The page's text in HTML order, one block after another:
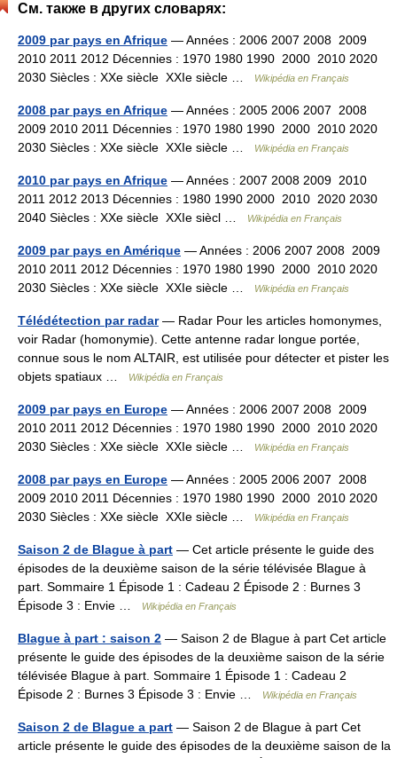
См. также в других словарях:
2009 par pays en Afrique — Années : 2006 2007 2008 2009
2010 2011 2012 Décennies : 1970 1980 1990 2000 2010 2020
2030 Siècles : XXe siècle XXIe siècle …
Wikipédia en Français
2008 par pays en Afrique — Années : 2005 2006 2007 2008
2009 2010 2011 Décennies : 1970 1980 1990 2000 2010 2020
2030 Siècles : XXe siècle XXIe siècle …
Wikipédia en Français
2010 par pays en Afrique — Années : 2007 2008 2009 2010
2011 2012 2013 Décennies : 1980 1990 2000 2010 2020 2030
2040 Siècles : XXe siècle XXIe siècl …
Wikipédia en Français
2009 par pays en Amérique — Années : 2006 2007 2008 2009
2010 2011 2012 Décennies : 1970 1980 1990 2000 2010 2020
2030 Siècles : XXe siècle XXIe siècle …
Wikipédia en Français
Télédétection par radar— Radar Pour les articles homonymes,
voir Radar (homonymie). Cette antenne radar longue portée,
connue sous le nom ALTAIR, est utilisée pour détecter et pister les
objets spatiaux …
Wikipédia en Français
2009 par pays en Europe — Années : 2006 2007 2008 2009
2010 2011 2012 Décennies : 1970 1980 1990 2000 2010 2020
2030 Siècles : XXe siècle XXIe siècle …
Wikipédia en Français
2008 par pays en Europe — Années : 2005 2006 2007 2008
2009 2010 2011 Décennies : 1970 1980 1990 2000 2010 2020
2030 Siècles : XXe siècle XXIe siècle …
Wikipédia en Français
Saison 2 de Blague à part — Cet article présente le guide des
épisodes de la deuxième saison de la série télévisée Blague à
part. Sommaire 1 Épisode 1 : Cadeau 2 Épisode 2 : Burnes 3
Épisode 3 : Envie …
Wikipédia en Français
Blague à part : saison 2 — Saison 2 de Blague à part Cet article
présente le guide des épisodes de la deuxième saison de la série
télévisée Blague à part. Sommaire 1 Épisode 1 : Cadeau 2
Épisode 2 : Burnes 3 Épisode 3 : Envie …
Wikipédia en Français
Saison 2 de Blague a part — Saison 2 de Blague à part Cet
article présente le guide des épisodes de la deuxième saison de la